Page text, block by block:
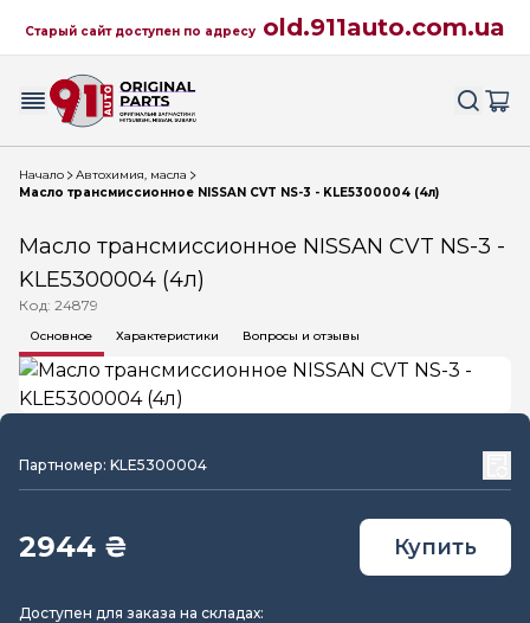
Старый сайт доступен по адресу old.911auto.com.ua
Начало
Автохимия, масла
Масло трансмиссионное NISSAN CVT NS-3 - KLE5300004 (4л)
Масло трансмиссионное NISSAN CVT NS-3 -
KLE5300004 (4л)
Код: 24879
Основное Характеристики Вопросы и отзывы
Партномер: KLE5300004
2944 ₴ Купить
Доступен для заказа на складах: